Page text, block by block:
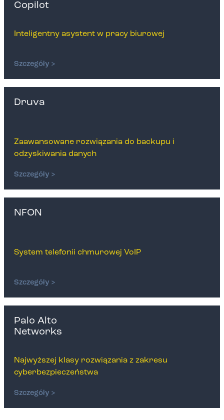
Copilot
Inteligentny asystent w pracy biurowej
Szczegóły >
Druva
Zaawansowane rozwiązania do backupu i
odzyskiwania danych
Szczegóły >
NFON
System telefonii chmurowej VoIP
Szczegóły >
Palo Alto
Networks
Najwyższej klasy rozwiązania z zakresu
cyberbezpieczeństwa
Szczegóły >